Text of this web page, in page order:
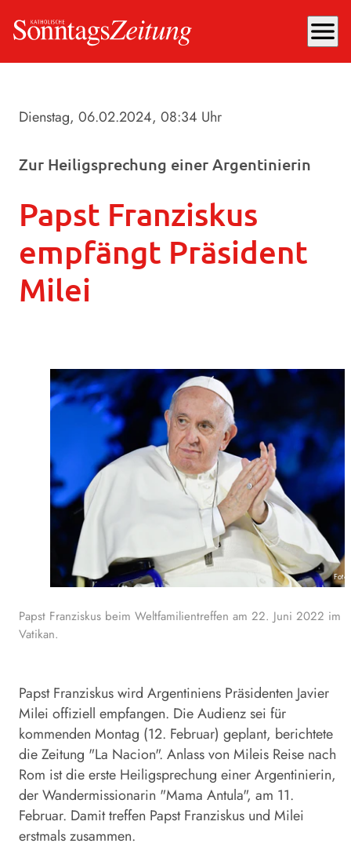
menu
Dienstag, 06.02.2024, 08:34 Uhr
Zur Heiligsprechung einer Argentinierin
Papst Franziskus
empfängt Präsident
Milei
Papst Franziskus beim Weltfamilientreffen am 22. Juni 2022 im
Vatikan.
Papst Franziskus wird Argentiniens Präsidenten Javier
Milei offiziell empfangen. Die Audienz sei für
kommenden Montag (12. Februar) geplant, berichtete
die Zeitung "La Nacion". Anlass von Mileis Reise nach
Rom ist die erste Heiligsprechung einer Argentinierin,
der Wandermissionarin "Mama Antula", am 11.
Februar. Damit treffen Papst Franziskus und Milei
erstmals zusammen.